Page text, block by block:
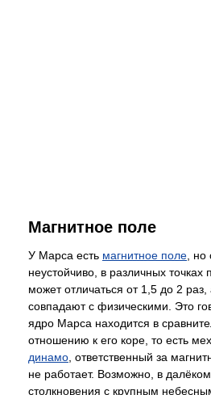
Магнитное поле
У Марса есть магнитное поле ,
неустойчиво, в различных
может отличаться от 1,5 до 2
совпадают с физическими. Это
ядро Марса находится в
отношению к его коре, то есть
динамо , ответственный за
не работает. Возможно, в
столкновения с крупным